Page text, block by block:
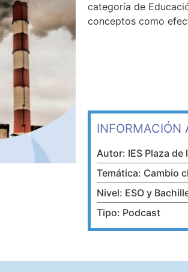
categoría de
conceptos como
INFORMACIÓN
Autor: IES Plaza de
Temática: Cambio
Nivel: ESO y
Tipo: Podcast